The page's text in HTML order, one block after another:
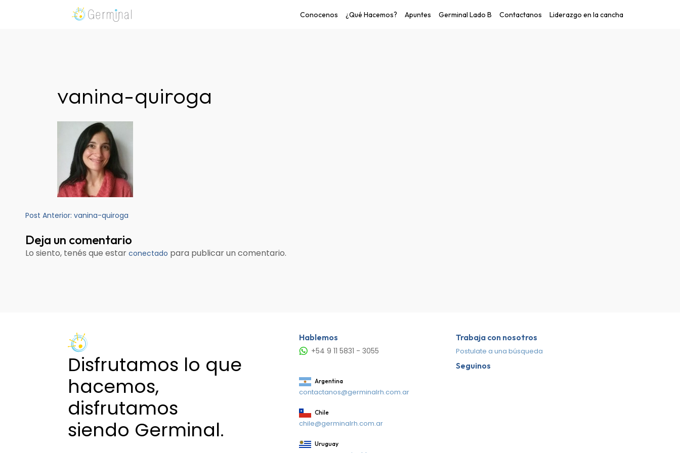
Conocenos ¿Qué Hacemos? Apuntes Germinal Lado B Contactanos Liderazgo en la cancha
vanina-quiroga
Navegación
de
entradas
Post Anterior: vanina-quiroga
Deja un comentario
Lo siento, tenés que estar conectado para publicar un comentario.
Disfrutamos lo que
hacemos,
disfrutamos
siendo Germinal.
Hablemos
+54 9 11 5831 - 3055
Argentina
contactanos@germinalrh.com.ar
Chile
chile@germinalrh.com.ar
Uruguay
Trabaja con nosotros
Postulate a una búsqueda
Seguinos